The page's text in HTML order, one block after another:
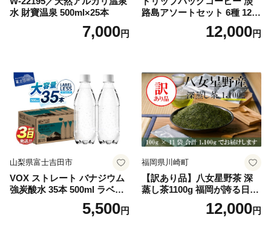
水 財寶温泉 500ml×25本
7,000円
路島アソートセット 6種 120
袋 飲み比べ コーヒー
12,000円
山梨県富士吉田市
VOX ストレート バナジウム
強炭酸水 35本 500ml ラベル
レス【富士吉田市限定カート
5,500円
福岡県川崎町
【訳あり品】八女星野茶 深
蒸し茶1100g 福岡が誇る日本
茶_ 訳アリ 常温 お茶 茶袋 常
備品 おちゃ ocha 茶葉 緑茶
12,000円